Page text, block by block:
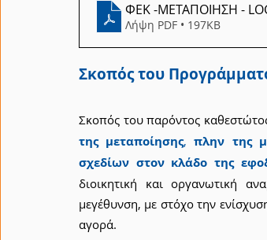
ΦΕΚ -ΜΕΤΑΠΟΙΗΣΗ -
Λήψη PDF • 197KB
Σκοπός του
Σκοπός του παρόντος
της μεταποίησης, πλην της
σχεδίων στον κλάδο της
διοικητική και οργανωτική
μεγέθυνση, με στόχο την
αγορά.